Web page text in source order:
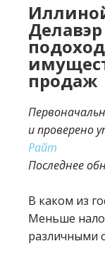
продаж
и проверено
Райт
Последнее
В каком из
Меньше
различными